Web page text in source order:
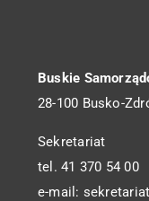
Buskie
28-100 Busko-
Sekretariat
tel. 41 370 54 00
e-mail: